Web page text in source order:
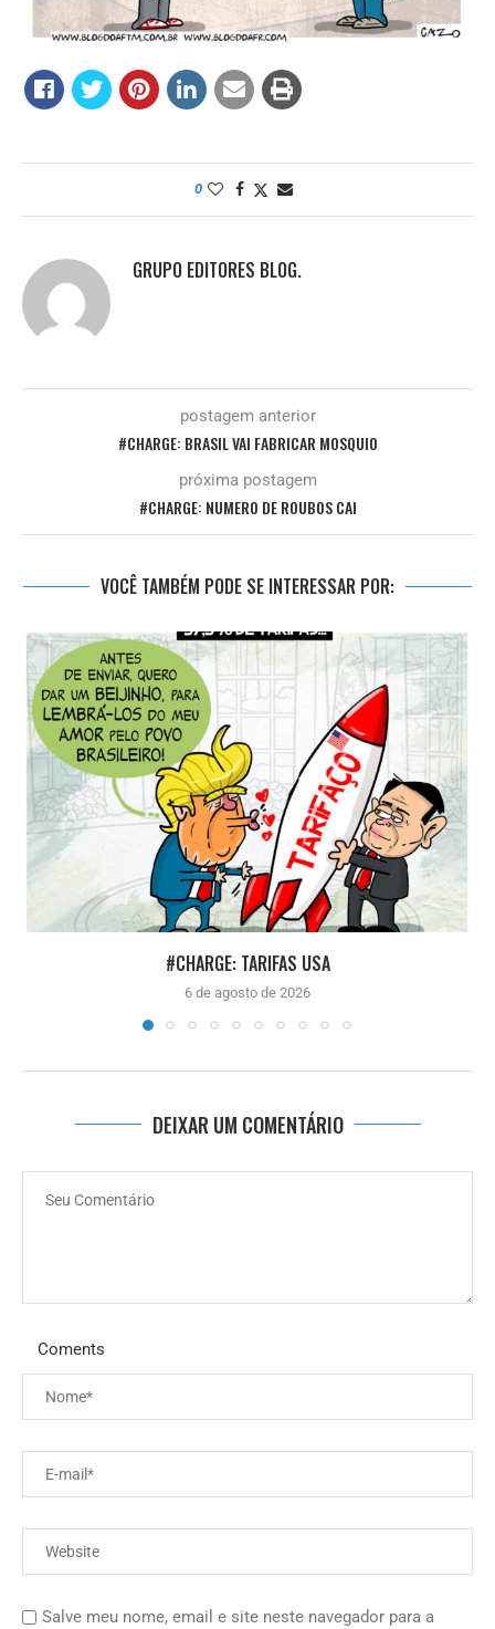
0
GRUPO EDITORES BLOG.
postagem anterior
#CHARGE: BRASIL VAI FABRICAR MOSQUIO
próxima postagem
#CHARGE: NUMERO DE ROUBOS CAI
VOCÊ TAMBÉM PODE SE INTERESSAR POR:
#CHARGE: TARIFAS USA
6 de agosto de 2026
DEIXAR UM COMENTÁRIO
Coments
Salve meu nome, email e site neste navegador para a